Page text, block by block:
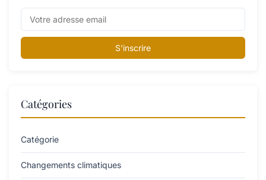
S'inscrire
Catégories
Catégorie
Changements climatiques